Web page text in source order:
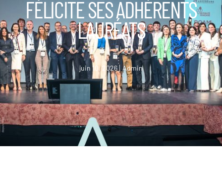
FÉLICITE SES ADHÉRENTS
LAURÉATS
juin 10, 2026 Admin